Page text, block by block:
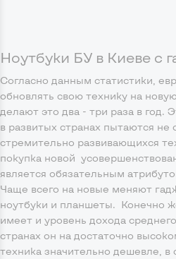
Ноутбуки БУ в Киеве с
Согласно данным статистики,
обновлять свою технику на
делают это два - три раза в год.
в развитых странах пытаются не
стремительно развивающихся
покупка новой
является обязательным
Чаще всего на новые меняют
ноутбуки и планшеты. Конечно
имеет и уровень дохода
странах он на достаточно
техника значительно дешевле,